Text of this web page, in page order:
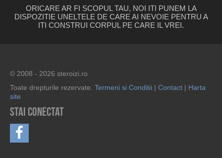
ORICARE AR FI SCOPUL TAU, NOI ITI PUNEM LA
DISPOZITIE UNELTELE DE CARE AI NEVOIE PENTRU A
ITI CONSTRUI CORPUL PE CARE IL VREI.
© 2008 - 2026 steroizi.ro
Toate drepturile rezervate. Termeni si Conditii | Contact | Harta
site
Stai conectat